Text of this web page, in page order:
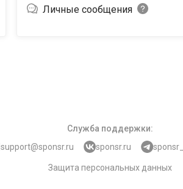
инвестирования. На этом уровне
Личные сообщения
Служба поддержки:
support@sponsr.ru
sponsr.ru
Защита персональных данных